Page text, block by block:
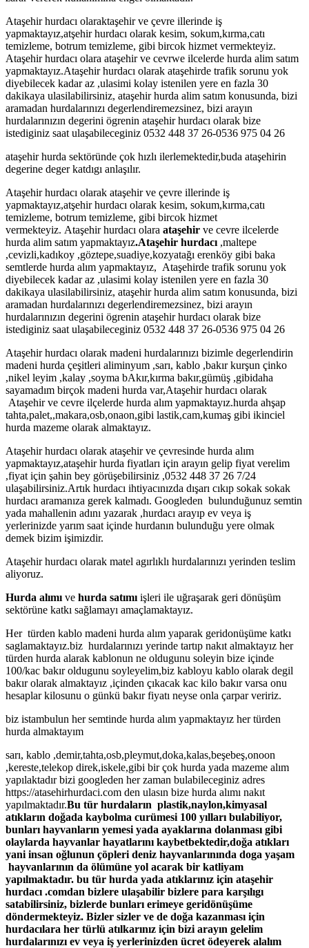
Ataşehir hurdacı olaraktaşehir ve çevre illerinde iş
yapmaktayız,atşehir hurdacı olarak kesim, sokum,kırma,catı
temizleme, botrum temizleme, gibi bircok hizmet vermekteyiz.
Ataşehir hurdacı olara ataşehir ve cevrwe ilcelerde hurda alim satım
yapmaktayız.Ataşehir hurdacı olarak ataşehirde trafik sorunu yok
diyebilecek kadar az ,ulasimi kolay istenilen yere en fazla 30
dakikaya ulasilabilirsiniz, ataşehir hurda alim satım konusunda, bizi
aramadan hurdalarınızı degerlendiremezsinez, bizi arayın
hurdalarınızın degerini ögrenin ataşehir hurdacı olarak bize
istediginiz saat ulaşabileceginiz 0532 448 37 26-0536 975 04 26
ataşehir hurda sektöründe çok hızlı ilerlemektedir,buda ataşehirin
degerine deger katdıgı anlaşılır.
Ataşehir hurdacı olarak ataşehir ve çevre illerinde iş
yapmaktayız,atşehir hurdacı olarak kesim, sokum,kırma,catı
temizleme, botrum temizleme, gibi bircok hizmet
vermekteyiz. Ataşehir hurdacı olara ataşehir ve cevre ilcelerde
hurda alim satım yapmaktayız.Ataşehir hurdacı ,maltepe
,cevizli,kadıkoy ,göztepe,suadiye,kozyatağı erenköy gibi baka
semtlerde hurda alım yapmaktayız, Ataşehirde trafik sorunu yok
diyebilecek kadar az ,ulasimi kolay istenilen yere en fazla 30
dakikaya ulasilabilirsiniz, ataşehir hurda alim satım konusunda, bizi
aramadan hurdalarınızı degerlendiremezsinez, bizi arayın
hurdalarınızın degerini ögrenin ataşehir hurdacı olarak bize
istediginiz saat ulaşabileceginiz 0532 448 37 26-0536 975 04 26
Ataşehir hurdacı olarak madeni hurdalarınızı bizimle degerlendirin
madeni hurda çeşitleri aliminyum ,sarı, kablo ,bakır kurşun çinko
,nikel leyim ,kalay ,soyma bAkır,kırma bakır,gümüş ,gibidaha
sayamadım birçok madeni hurda var,Ataşehir hurdacı olarak
Ataşehir ve cevre ilçelerde hurda alım yapmaktayız.hurda ahşap
tahta,palet,,makara,osb,onaon,gibi lastik,cam,kumaş gibi ikinciel
hurda mazeme olarak almaktayız.
Ataşehir hurdacı olarak ataşehir ve çevresinde hurda alım
yapmaktayız,ataşehir hurda fiyatları için arayın gelip fiyat verelim
,fiyat için şahin bey görüşebilirsiniz ,0532 448 37 26 7/24
ulaşabilirsiniz.Artık hurdacı ihtiyacınızda dışarı cıkıp sokak sokak
hurdacı aramanıza gerek kalmadı. Googleden bulunduğunuz semtin
yada mahallenin adını yazarak ,hurdacı arayıp ev veya iş
yerlerinizde yarım saat içinde hurdanın bulunduğu yere olmak
demek bizim işimizdir.
Ataşehir hurdacı olarak matel agırlıklı hurdalarınızı yerinden teslim
aliyoruz.
Hurda alımı ve hurda satımı işleri ile uğraşarak geri dönüşüm
sektörüne katkı sağlamayı amaçlamaktayız.
Her türden kablo madeni hurda alım yaparak geridonüşüme katkı
saglamaktayız.biz hurdalarınızı yerinde tartıp nakıt almaktayız her
türden hurda alarak kablonun ne oldugunu soleyin bize içinde
100/kac bakır oldugunu soyleyelim,biz kabloyu kablo olarak degil
bakır olarak almaktayız ,içinden çıkacak kac kilo bakır varsa onu
hesaplar kilosunu o günkü bakır fiyatı neyse onla çarpar veririz.
biz istambulun her semtinde hurda alım yapmaktayız her türden
hurda almaktayım
sarı, kablo ,demir,tahta,osb,pleymut,doka,kalas,beşebeş,onoon
,kereste,telekop direk,iskele,gibi bir çok hurda yada mazeme alım
yapılaktadır bizi googleden her zaman bulabileceginiz adres
https://atasehirhurdaci.com den ulasın bize hurda alımı nakıt
yapılmaktadır.Bu tür hurdaların plastik,naylon,kimyasal
atıkların doğada kaybolma curümesi 100 yılları bulabiliyor,
bunları hayvanların yemesi yada ayaklarına dolanması gibi
olaylarda hayvanlar hayatlarını kaybetbektedir,doğa atıkları
yani insan oğlunun çöpleri deniz hayvanlarınında doga yaşam
hayvanlarının da ölümüne yol acarak bir katliyam
yapılmaktadır. bu tür hurda yada atıklarınız için ataşehir
hurdacı .comdan bizlere ulaşabilir bizlere para karşılıgı
satabilirsiniz, bizlerde bunları erimeye geridönüşüme
döndermekteyiz. Bizler sizler ve de doğa kazanması için
hurdacılara her türlü atılkarınız için bizi arayın gelelim
hurdalarınızı ev veya iş yerlerinizden ücret ödeyerek alalım